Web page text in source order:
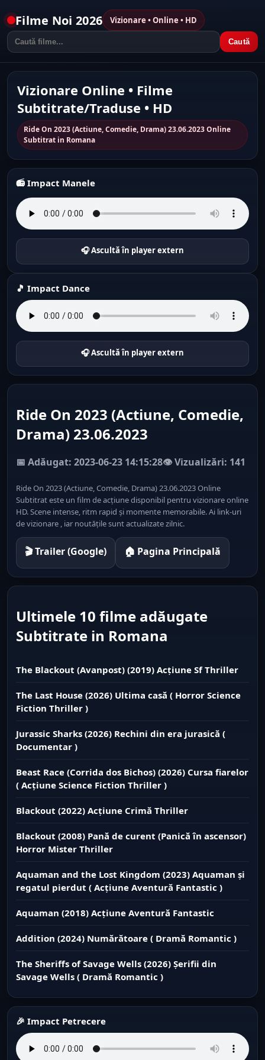
Filme Noi 2026 Vizionare • Online • HD
Caută
Vizionare Online • Filme
Subtitrate/Traduse • HD
Ride On 2023 (Actiune, Comedie, Drama) 23.06.2023 Online
Subtitrat in Romana
📻 Impact Manele
🎧 Ascultă în player extern
🎵 Impact Dance
🎧 Ascultă în player extern
Ride On 2023 (Actiune, Comedie,
Drama) 23.06.2023
📅 Adăugat: 2023-06-23 14:15:28👁️ Vizualizări: 141
Ride On 2023 (Actiune, Comedie, Drama) 23.06.2023 Online
Subtitrat este un film de acțiune disponibil pentru vizionare online
HD. Scene intense, ritm rapid și momente memorabile. Ai link-uri
de vizionare , iar noutățile sunt actualizate zilnic.
🎬 Trailer (Google) 🏠 Pagina Principală
Ultimele 10 filme adăugate
Subtitrate in Romana
The Blackout (Avanpost) (2019) Acțiune Sf Thriller
The Last House (2026) Ultima casă ( Horror Science
Fiction Thriller )
Jurassic Sharks (2026) Rechini din era jurasică (
Documentar )
Beast Race (Corrida dos Bichos) (2026) Cursa fiarelor
( Acțiune Science Fiction Thriller )
Blackout (2022) Acțiune Crimă Thriller
Blackout (2008) Pană de curent (Panică în ascensor)
Horror Mister Thriller
Aquaman and the Lost Kingdom (2023) Aquaman și
regatul pierdut ( Acțiune Aventură Fantastic )
Aquaman (2018) Acțiune Aventură Fantastic
Addition (2024) Numărătoare ( Dramă Romantic )
The Sheriffs of Savage Wells (2026) Șerifii din
Savage Wells ( Dramă Romantic )
🎉 Impact Petrecere